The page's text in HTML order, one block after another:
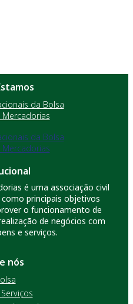
da Bolsa
Mercadorias
da Bolsa
Mercadorias
é uma associação civil
principais objetivos
o funcionamento de
de negócios com
e serviços.
nós